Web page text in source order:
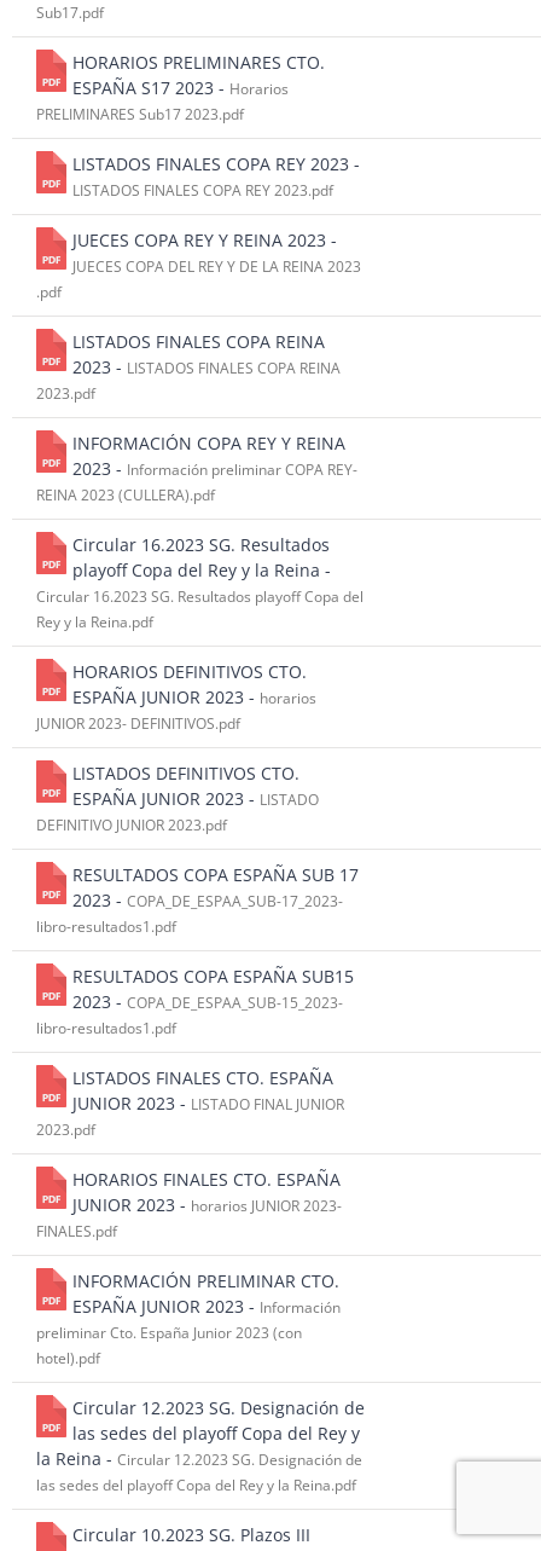
Sub17.pdf
HORARIOS PRELIMINARES CTO.
ESPAÑA S17 2023 - Horarios
PRELIMINARES Sub17 2023.pdf
LISTADOS FINALES COPA REY 2023 -
LISTADOS FINALES COPA REY 2023.pdf
JUECES COPA REY Y REINA 2023 -
JUECES COPA DEL REY Y DE LA REINA 2023
.pdf
LISTADOS FINALES COPA REINA
2023 - LISTADOS FINALES COPA REINA
2023.pdf
INFORMACIÓN COPA REY Y REINA
2023 - Información preliminar COPA REY-
REINA 2023 (CULLERA).pdf
Circular 16.2023 SG. Resultados
playoff Copa del Rey y la Reina -
Circular 16.2023 SG. Resultados playoff Copa del
Rey y la Reina.pdf
HORARIOS DEFINITIVOS CTO.
ESPAÑA JUNIOR 2023 - horarios
JUNIOR 2023- DEFINITIVOS.pdf
LISTADOS DEFINITIVOS CTO.
ESPAÑA JUNIOR 2023 - LISTADO
DEFINITIVO JUNIOR 2023.pdf
RESULTADOS COPA ESPAÑA SUB 17
2023 - COPA_DE_ESPAA_SUB-17_2023-
libro-resultados1.pdf
RESULTADOS COPA ESPAÑA SUB15
2023 - COPA_DE_ESPAA_SUB-15_2023-
libro-resultados1.pdf
LISTADOS FINALES CTO. ESPAÑA
JUNIOR 2023 - LISTADO FINAL JUNIOR
2023.pdf
HORARIOS FINALES CTO. ESPAÑA
JUNIOR 2023 - horarios JUNIOR 2023-
FINALES.pdf
INFORMACIÓN PRELIMINAR CTO.
ESPAÑA JUNIOR 2023 - Información
preliminar Cto. España Junior 2023 (con
hotel).pdf
Circular 12.2023 SG. Designación de
las sedes del playoff Copa del Rey y
la Reina - Circular 12.2023 SG. Designación de
las sedes del playoff Copa del Rey y la Reina.pdf
Circular 10.2023 SG. Plazos III